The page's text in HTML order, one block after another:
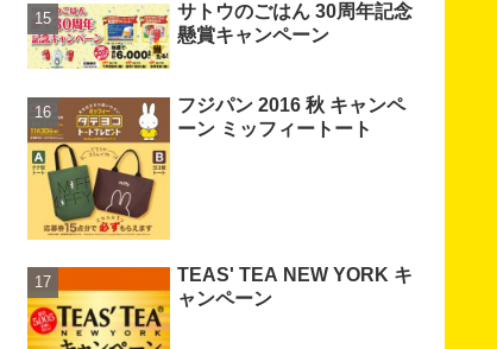
サトウのごはん 30周年記念
懸賞キャンペーン
フジパン 2016 秋 キャンペ
ーン ミッフィートート
TEAS' TEA NEW YORK キ
ャンペーン